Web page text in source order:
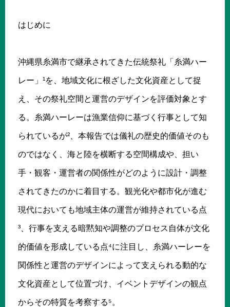
はじめに
沖縄県糸満市で継承されてきた伝統祭礼「糸満ハー
レー」¹を、地域文化に根ざした文化資産として捉
え、その祭礼空間と運営のデザインを評価対象とす
る。糸満ハーレーは漁業信仰に基づく行事として知
られているが²、本報告では儀礼の歴史的価値そのも
のではなく、海と陸を横断する空間構成や、担い
手・観客・運営者の関係性がどのように設計・調整
されてきたのかに着目する。観光化や都市化が進む
現代においても地域主体の運営が維持されている点
³、行事を支える暗黙知や調整のプロセス自体が文化
的価値を形成している点⁴に注目し、糸満ハーレーを
関係性と運営のデザインによって支えられる動的な
文化資産として位置づけ、イベントデザインの観点
からその特質を考察する⁵。